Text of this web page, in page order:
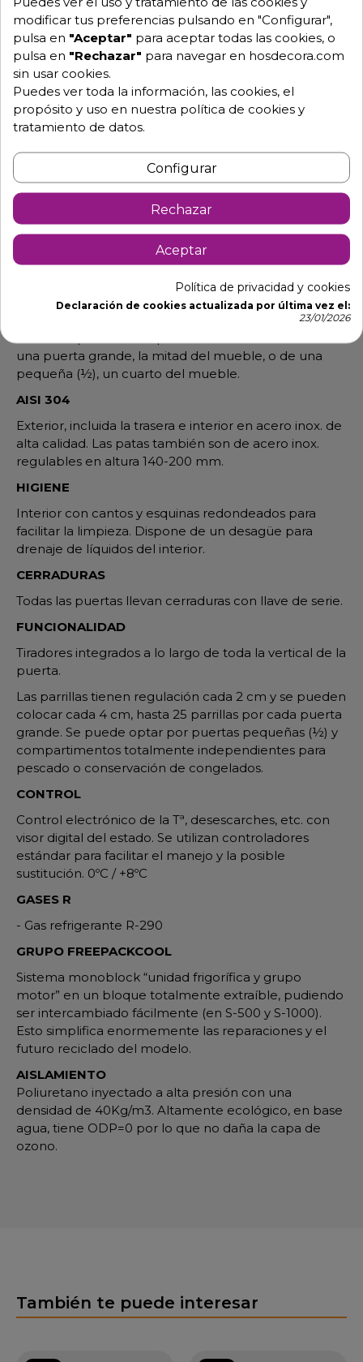
- Clase climática 4.
- Gas refrigerante R-290
- Potencia del frigorífico 1025W.
- Potencia eléctrica 630 W.
- 4 estantes (519 mm ancho x 420 mm fondo) y 2
cubetas.
- Posibilidad de usar gas refrigerante R-290 (consultar
incremento del precio).
- El mueble dispone de un compartimento aislado y
totalmente independiente del resto del espacio
refrigerado, con su grupo frigorífico y su controlador
producto que se vaya a refrigerar, por ejemplo
pescado.
una puerta grande, la mitad del mueble, o de una
pequeña (½), un cuarto del mueble.
AISI 304
Exterior, incluida la trasera e interior en acero inox. de
alta calidad. Las patas también son de acero inox.
regulables en altura 140-200 mm.
HIGIENE
Interior con cantos y esquinas redondeados para
facilitar la limpieza. Dispone de un desagüe para
drenaje de líquidos del interior.
CERRADURAS
Todas las puertas llevan cerraduras con llave de serie.
FUNCIONALIDAD
Tiradores integrados a lo largo de toda la vertical de la
puerta.
Las parrillas tienen regulación cada 2 cm y se pueden
colocar cada 4 cm, hasta 25 parrillas por cada puerta
grande. Se puede optar por puertas pequeñas (½) y
compartimentos totalmente independientes para
pescado o conservación de congelados.
CONTROL
Control electrónico de la Tª, desescarches, etc. con
visor digital del estado. Se utilizan controladores
estándar para facilitar el manejo y la posible
sustitución. 0ºC / +8ºC
GASES R
- Gas refrigerante R-290
GRUPO FREEPACKCOOL
Sistema monoblock “unidad frigorífica y grupo
motor” en un bloque totalmente extraíble, pudiendo
ser intercambiado fácilmente (en S-500 y S-1000).
Esto simplifica enormemente las reparaciones y el
futuro reciclado del modelo.
AISLAMIENTO
Poliuretano inyectado a alta presión con una
densidad de 40Kg/m3. Altamente ecológico, en base
agua, tiene ODP=0 por lo que no daña la capa de
ozono.
También te puede interesar
modificar tus preferencias pulsando en "Configurar",
pulsa en "Aceptar" para aceptar todas las cookies, o
pulsa en "Rechazar" para navegar en hosdecora.com
sin usar cookies.
Puedes ver toda la información, las cookies, el
propósito y uso en nuestra política de cookies y
tratamiento de datos.
Configurar
Rechazar
Aceptar
Política de privacidad y cookies
Declaración de cookies actualizada por última vez el:
23/01/2026